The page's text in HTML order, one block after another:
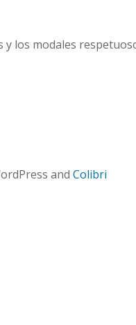
los modales
and Colibri